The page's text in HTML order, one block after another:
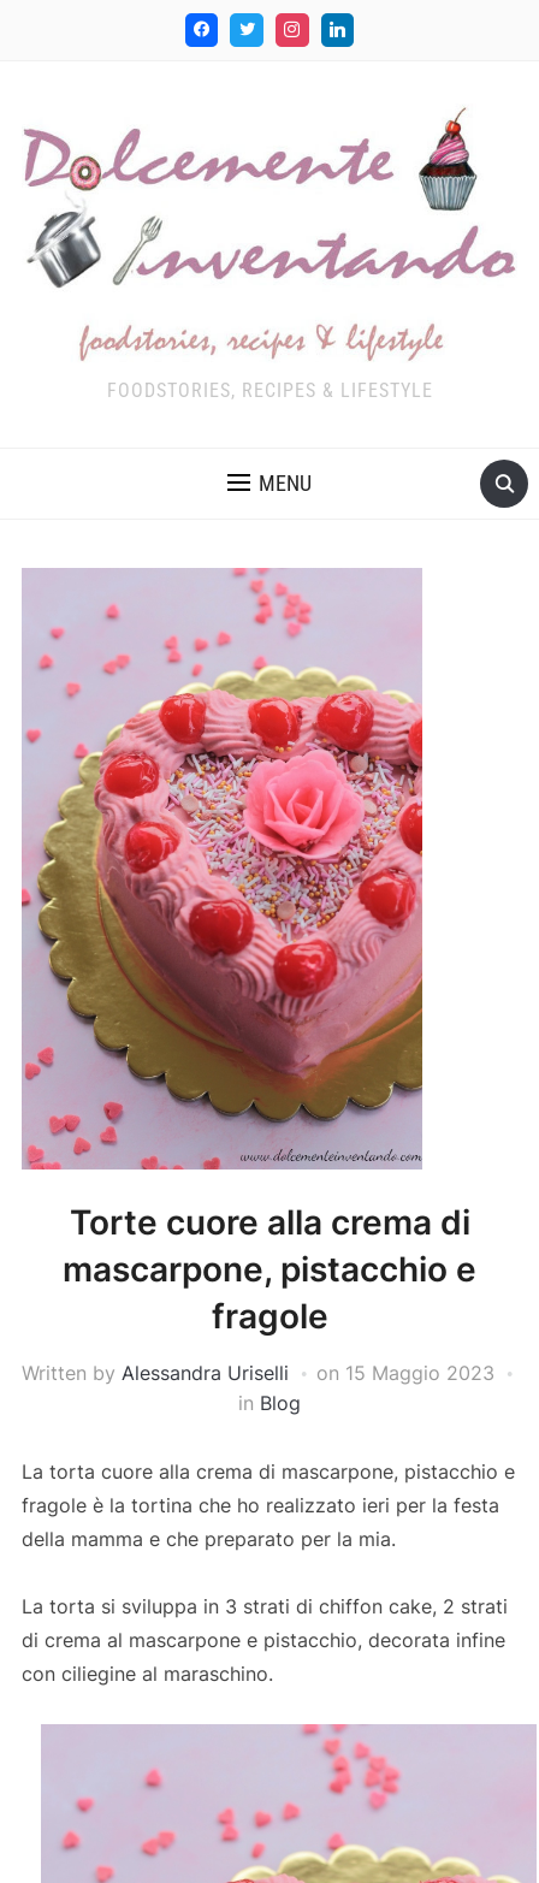
FOODSTORIES, RECIPES & LIFESTYLE
MENU
Torte cuore alla crema di
mascarpone, pistacchio e
fragole
Written by Alessandra Uriselli on 15 Maggio 2023
in Blog
La torta cuore alla crema di mascarpone, pistacchio e
fragole è la tortina che ho realizzato ieri per la festa
della mamma e che preparato per la mia.
La torta si sviluppa in 3 strati di chiffon cake, 2 strati
di crema al mascarpone e pistacchio, decorata infine
con ciliegine al maraschino.